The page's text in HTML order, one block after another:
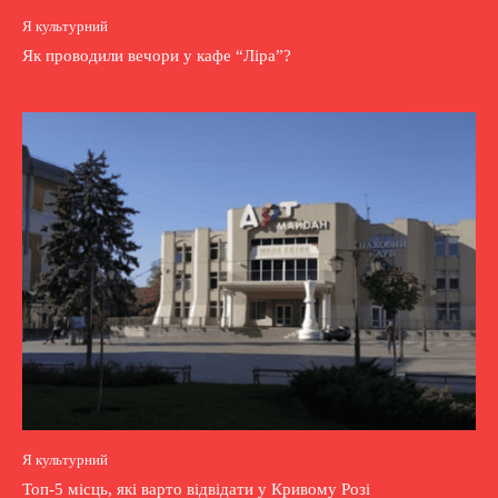
Я культурний
Як проводили вечори у кафе “Ліра”?
Я культурний
Топ-5 місць, які варто відвідати у Кривому Розі